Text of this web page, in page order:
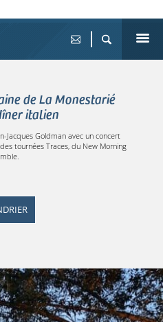
de La Monestarié
italien
Jacques Goldman avec un concert
tournées Traces, du New Morning